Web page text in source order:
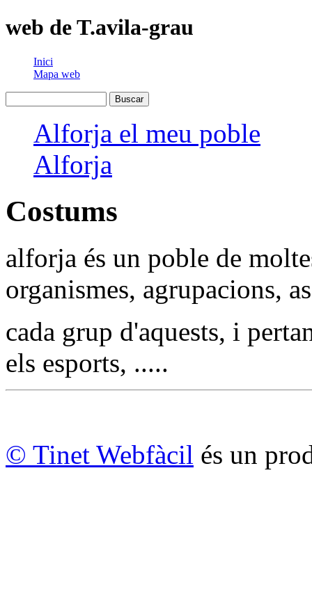
web de T.avila-grau
Inici
Mapa web
Alforja el meu poble
Alforja
Costums
alforja és un poble de
organismes, agrupacions,
cada grup d'aquests, i
els esports, .....
© Tinet Webfàcil és un